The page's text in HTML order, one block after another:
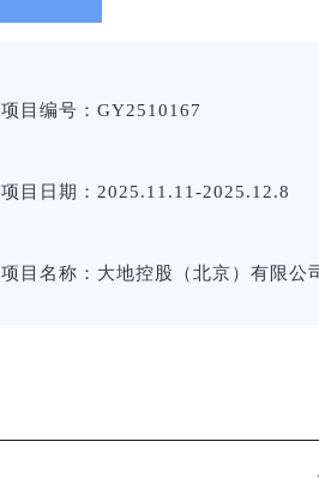
项目编号：GY2510167
项目日期：2025.11.11-2025.12.8
项目名称： 大地控股（北京）有限公